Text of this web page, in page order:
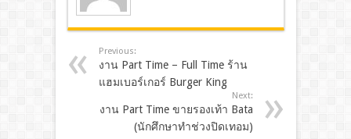
Previous:
งาน Part Time – Full Time ร้าน
แฮมเบอร์เกอร์ Burger King
Next:
งาน Part Time ขายรองเท้า Bata
(นักศึกษาทำช่วงปิดเทอม)